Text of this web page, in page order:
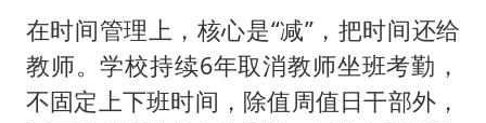
夏日经济乘“热”而上 消费市场向“新”而行
白海豚将正面袭击贯穿浙江
酒店回应车内过夜被收150元
在时间管理上，核心是“减”，把时间还给
教师。学校持续6年取消教师坐班考勤，
不固定上下班时间，除值周值日干部外，